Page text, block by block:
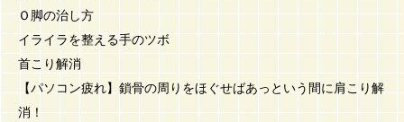
Ｏ脚の治し方
イライラを整える手のツボ
首こり解消
【パソコン疲れ】鎖骨の周りをほぐせばあっという間に肩こり解
消！